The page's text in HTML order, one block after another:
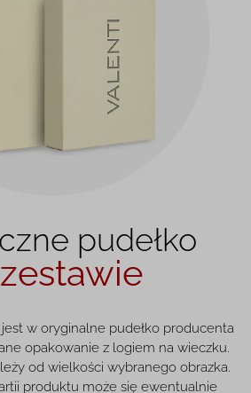
pudełko
w oryginalne pudełko producenta
opakowanie z logiem na wieczku.
od wielkości wybranego obrazka.
produktu może się ewentualnie